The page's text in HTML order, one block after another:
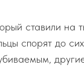
ставили на
спорят до